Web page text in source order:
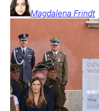
Magdalena Frindt